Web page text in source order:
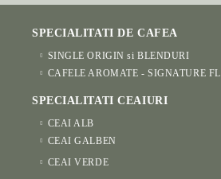
SPECIALITATI DE CAFEA
SINGLE ORIGIN si BLENDURI
CAFELE AROMATE - SIGNATURE
SPECIALITATI CEAIURI
CEAI ALB
CEAI GALBEN
CEAI VERDE